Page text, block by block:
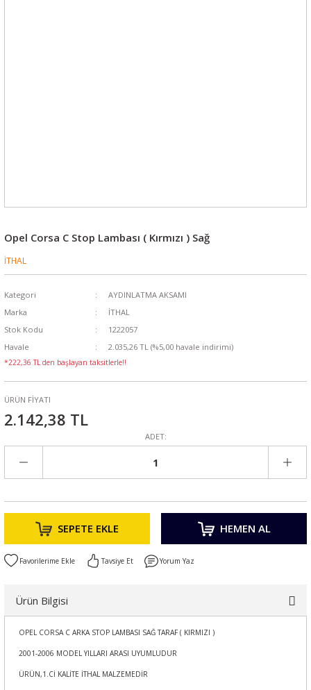
Opel Corsa C Stop Lambası ( Kırmızı ) Sağ
İTHAL
Kategori
AYDINLATMA AKSAMI
Marka
İTHAL
Stok Kodu
1222057
Havale
2.035,26 TL (%5,00 havale indirimi)
*222,36 TL den başlayan taksitlerle!!
ÜRÜN FİYATI
2.142,38 TL
ADET:
SEPETE EKLE HEMEN AL
Tavsiye Et Yorum Yaz
Ürün Bilgisi
OPEL CORSA C ARKA STOP LAMBASI SAĞ TARAF ( KIRMIZI )
2001-2006 MODEL YILLARI ARASI UYUMLUDUR
ÜRÜN,1.Cİ KALİTE İTHAL MALZEMEDİR